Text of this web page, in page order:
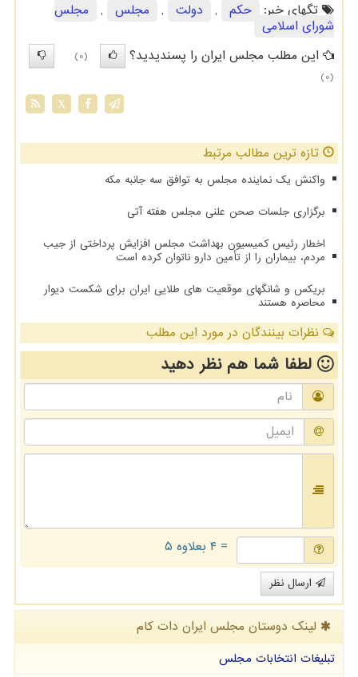
تگهای خبر:
حكم , دولت , مجلس ,
مجلس
شورای اسلامی
این مطلب مجلس ایران را پسندیدید؟
(0)
(0)
X
تازه ترین مطالب مرتبط
واکنش یک نماینده مجلس به توافق سه جانبه مکه
برگزاری جلسات صحن علنی مجلس هفته آتی
اخطار رئیس کمیسیون بهداشت مجلس افزایش پرداختی از جیب
مردم، بیماران را از تأمین دارو ناتوان کرده است
بریکس و شانگهای موقعیت های طلایی ایران برای شکست دیوار
محاصره هستند
نظرات بینندگان در مورد این مطلب
لطفا شما همنظر دهید
= ۴ بعلاوه ۵
ارسال نظر
لینک دوستان مجلس ایران دات كام
تبلیغات انتخابات مجلس